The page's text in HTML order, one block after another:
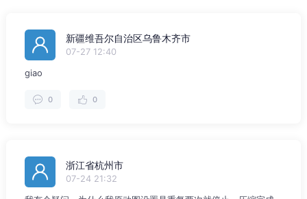
新疆维吾尔自治区乌鲁木齐市
07-27 12:40
giao
0 0
浙江省杭州市
07-24 21:32